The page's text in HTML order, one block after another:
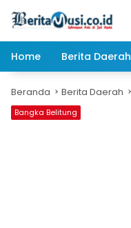
Home
Berita Daerah
Beranda Berita Daerah
Bangka Belitung